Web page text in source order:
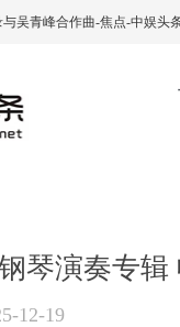
吴青峰合作曲-焦点-中娱头
琴演奏专
12-19